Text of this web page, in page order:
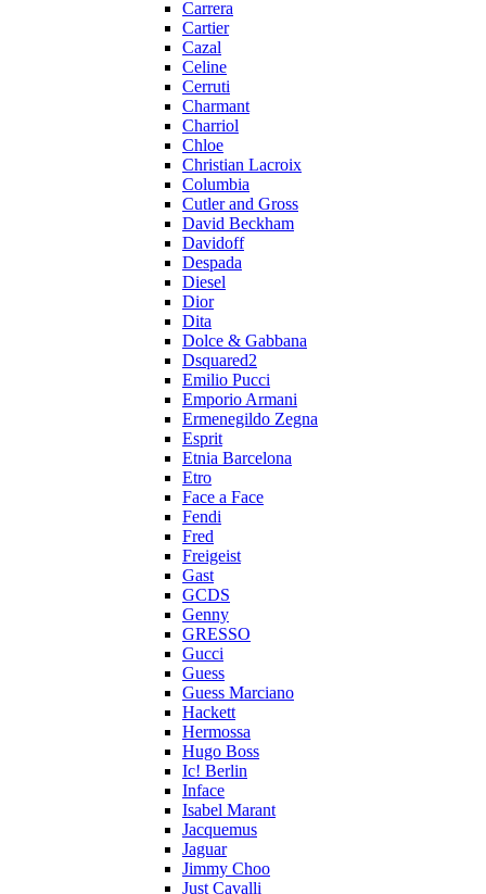
Carrera
Cartier
Cazal
Celine
Cerruti
Charmant
Charriol
Chloe
Christian Lacroix
Columbia
Cutler and Gross
David Beckham
Davidoff
Despada
Diesel
Dior
Dita
Dolce & Gabbana
Dsquared2
Emilio Pucci
Emporio Armani
Ermenegildo Zegna
Esprit
Etnia Barcelona
Etro
Face a Face
Fendi
Fred
Freigeist
Gast
GCDS
Genny
GRESSO
Gucci
Guess
Guess Marciano
Hackett
Hermossa
Hugo Boss
Ic! Berlin
Inface
Isabel Marant
Jacquemus
Jaguar
Jimmy Choo
Just Cavalli